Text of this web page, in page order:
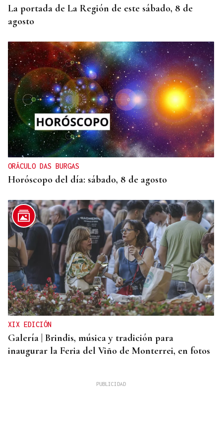
La portada de La Región de este sábado, 8 de
agosto
ORÁCULO DAS BURGAS
Horóscopo del día: sábado, 8 de agosto
XIX EDICIÓN
Galería | Brindis, música y tradición para
inaugurar la Feria del Viño de Monterrei, en fotos